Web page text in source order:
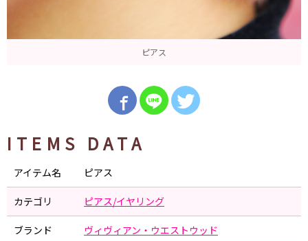
ピアス
ITEMS DATA
アイテム名 ピアス
カテゴリ ピアス/イヤリング
ブランド ヴィヴィアン・ウエストウッド